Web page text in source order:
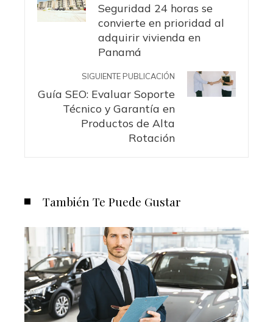
Seguridad 24 horas se
convierte en prioridad al
adquirir vivienda en
Panamá
SIGUIENTE PUBLICACIÓN
Guía SEO: Evaluar Soporte
Técnico y Garantía en
Productos de Alta
Rotación
También Te Puede Gustar